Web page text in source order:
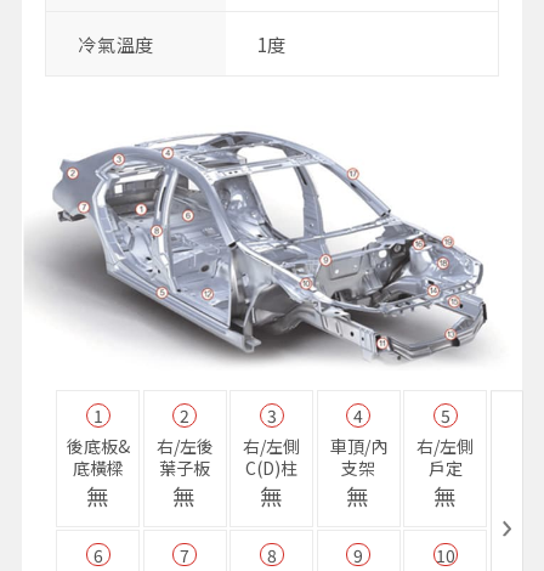
冷氣溫度 1度
1
後底板&
底橫樑
無
2
右/左後
葉子板
無
3
右/左側
C(D)柱
無
4
車頂/內
支架
無
5
右/左側
戶定
無
6
7
8
9
10